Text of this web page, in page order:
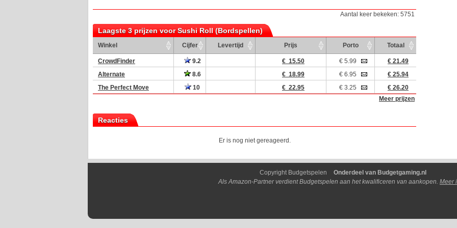
Aantal keer bekeken: 5751
Laagste 3 prijzen voor Sushi Roll (Bordspellen)
Winkel Cijfer Levertijd Prijs Porto Totaal
CrowdFinder 9.2 € 15.50 € 5.99
€ 21.49
Alternate
8.6 € 18.99 € 6.95
€ 25.94
The Perfect Move
10 € 22.95 € 3.25
€ 26.20
Meer prijzen
Reacties
Er is nog niet gereageerd.
Copyright Budgetspelen
Onderdeel van Budgetgaming.nl
Als Amazon-Partner verdient Budgetspelen aan het kwalificeren van aankopen. Meer